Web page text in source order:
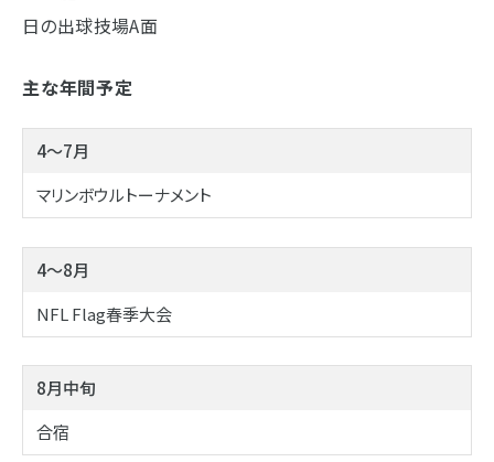
日の出球技場A面
主な年間予定
4～7月
マリンボウルトーナメント
4～8月
NFL Flag春季大会
8月中旬
合宿